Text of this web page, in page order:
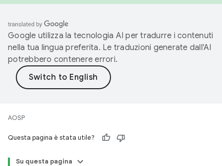
Google utilizza la tecnologia AI per tradurre i contenuti
nella tua lingua preferita. Le traduzioni generate dall'AI
potrebbero contenere errori.
AOSP
Questa pagina è stata utile?
Su questa pagina